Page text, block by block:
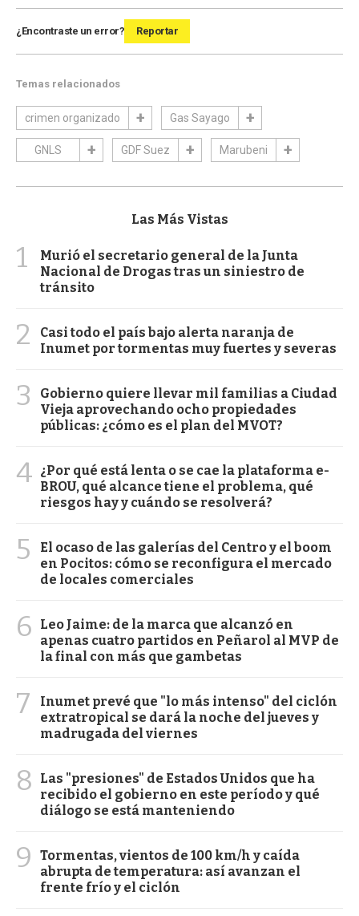
¿Encontraste un error? Reportar
Temas relacionados
crimen organizado Gas Sayago
GNLS GDF Suez Marubeni
Las Más Vistas
1
Murió el secretario general de la Junta
Nacional de Drogas tras un siniestro de
tránsito
2
Casi todo el país bajo alerta naranja de
Inumet por tormentas muy fuertes y severas
3
Gobierno quiere llevar mil familias a Ciudad
Vieja aprovechando ocho propiedades
públicas: ¿cómo es el plan del MVOT?
4 ¿Por qué está lenta o se cae la plataforma e-
BROU, qué alcance tiene el problema, qué
riesgos hay y cuándo se resolverá?
5
El ocaso de las galerías del Centro y el boom
en Pocitos: cómo se reconfigura el mercado
de locales comerciales
6
Leo Jaime: de la marca que alcanzó en
apenas cuatro partidos en Peñarol al MVP de
la final con más que gambetas
7
Inumet prevé que "lo más intenso" del ciclón
extratropical se dará la noche del jueves y
madrugada del viernes
8
Las "presiones" de Estados Unidos que ha
recibido el gobierno en este período y qué
diálogo se está manteniendo
9
Tormentas, vientos de 100 km/h y caída
abrupta de temperatura: así avanzan el
frente frío y el ciclón